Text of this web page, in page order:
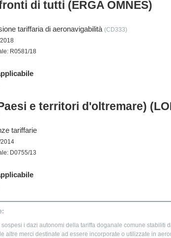
di tutti (ERGA OMNES)
tariffaria di aeronavigabilità (CD333)
R0581/18
e territori d'oltremare)
tariffarie
D0755/13
sospesi i dazi autonomi della tariffa doganale comune stabiliti
altre merci destinate ad essere incorporate o utilizzate in